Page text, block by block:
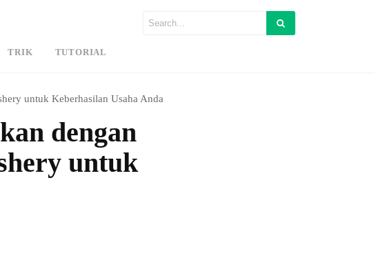
TRIK TUTORIAL
untuk Keberhasilan Usaha Anda
dengan
untuk